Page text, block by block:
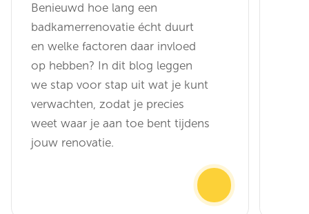
Benieuwd hoe lang een
badkamerrenovatie écht duurt
en welke factoren daar invloed
op hebben? In dit blog leggen
we stap voor stap uit wat je kunt
verwachten, zodat je precies
weet waar je aan toe bent tijdens
jouw renovatie.